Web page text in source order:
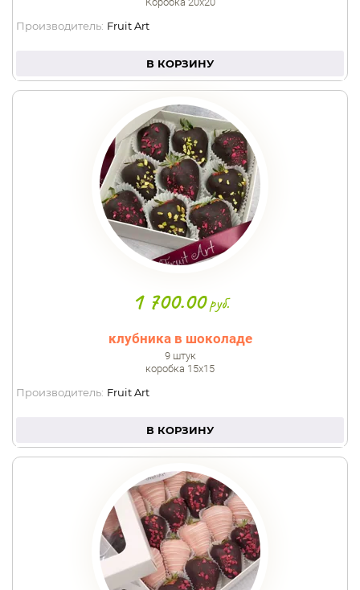
Производитель: Fruit Art
В КОРЗИНУ
1 700.00руб.
клубника в шоколаде
9 штук
коробка 15х15
Производитель: Fruit Art
В КОРЗИНУ